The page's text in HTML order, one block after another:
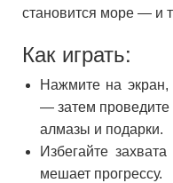
становится море — и
Как играть:
Нажмите на экран,
— затем проведите
алмазы и подарки.
Избегайте
мешает прогрессу.